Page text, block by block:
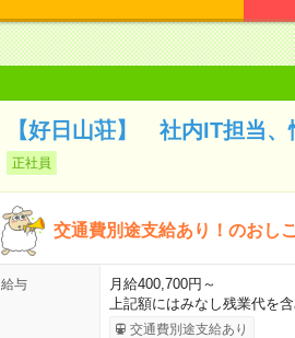
【好日山荘】 社内IT担当
正社員
交通費別途支給あり！のおし
給与
月給400,700円～
上記額にはみなし残業代を
交通費別途支給あり